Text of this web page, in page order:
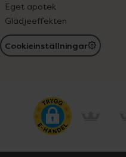
Eget apotek
Glädjeeffekten
Cookieinställningar